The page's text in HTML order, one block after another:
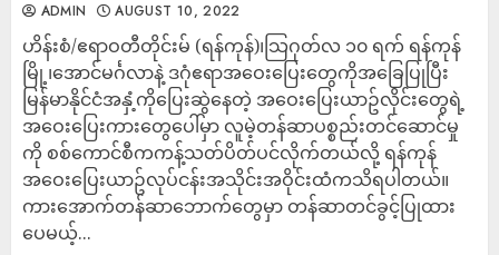
ADMIN AUGUST 10, 2022
ဟိန်းစံ/ဧရာဝတီတိုင်းမ် (ရန်ကုန်)၊သြဂုတ်လ ၁၀ ရက် ရန်ကုန်
မြို့၊အောင်မင်္ဂလာနဲ့ ဒဂုံဧရာအဝေးပြေးတွေကိုအခြေပြုပြီး
မြန်မာနိုင်ငံအနှံ့ကိုပြေးဆွဲနေတဲ့ အဝေးပြေးယာဥ်လိုင်းတွေရဲ့
အဝေးပြေးကားတွေပေါ်မှာ လူမဲ့တန်ဆာပစ္စည်းတင်ဆောင်မှု
ကို စစ်ကောင်စီကကန့်သတ်ပိတ်ပင်လိုက်တယ်လို့ ရန်ကုန်
အဝေးပြေးယာဥ်လုပ်ငန်းအသိုင်းအဝိုင်းထံကသိရပါတယ်။
ကားအောက်တန်ဆာဘောက်တွေမှာ တန်ဆာတင်ခွင့်ပြုထား
ပေမယ့်...